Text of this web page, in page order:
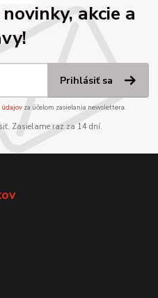
akcie a
Prihlásiť sa
údajov za účelom zasielania newslettera.
Zasielame raz za 14 dní.